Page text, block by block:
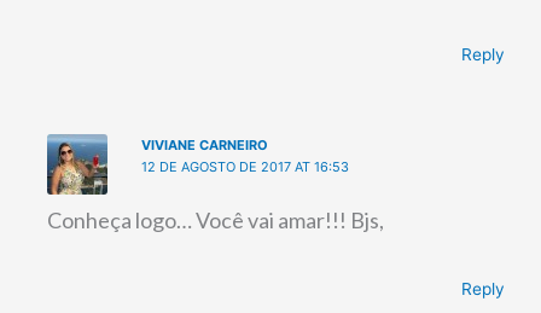
Reply
VIVIANE CARNEIRO
12 DE AGOSTO DE 2017 AT 16:53
Conheça logo… Você vai amar!!! Bjs,
Reply